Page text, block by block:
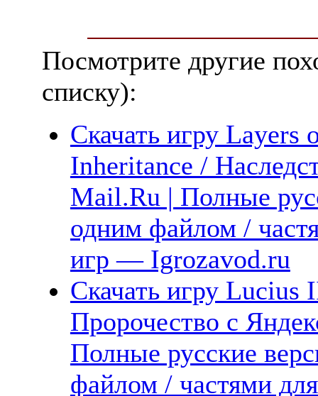
Посмотрите другие
списку):
Скачать игру Layers
Inheritance /
Mail.Ru | Полные
одним файлом /
игр — Igrozavod.ru
Скачать игру
Пророчество с
Полные русские
файлом / частями